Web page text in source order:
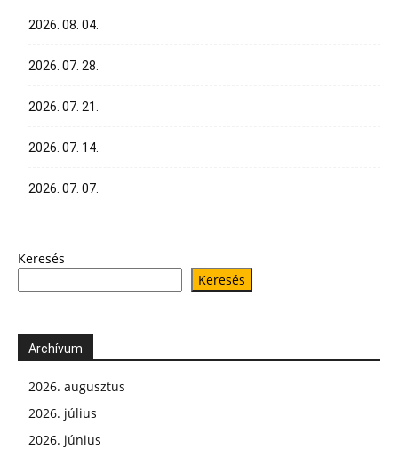
2026. 08. 04.
2026. 07. 28.
2026. 07. 21.
2026. 07. 14.
2026. 07. 07.
Keresés
Keresés
Archívum
2026. augusztus
2026. július
2026. június